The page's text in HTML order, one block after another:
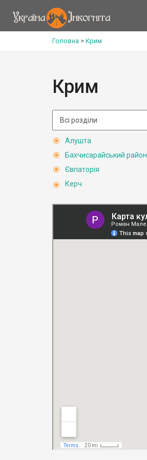
Головна > Крим
Крим
Алушта
Бахчисарайський район
Євпаторія
Керч